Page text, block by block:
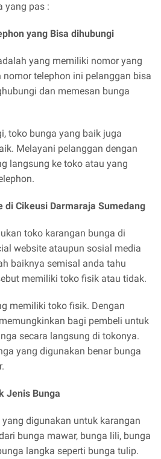
yang pas :
yang Bisa dihubungi
yang memiliki nomor yang
telephon ini pelanggan bisa
dan memesan bunga
toko bunga yang baik juga
Melayani pelanggan dengan
langsung ke toko atau yang
di Cikeusi Darmaraja Sumedang
toko karangan bunga di
website ataupun sosial media
baiknya semisal anda tahu
memiliki toko fisik atau tidak.
memiliki toko fisik. Dengan
bagi pembeli untuk
secara langsung di tokonya.
yang digunakan benar bunga
Jenis Bunga
digunakan untuk karangan
bunga mawar, bunga lili, bunga
langka seperti bunga tulip.